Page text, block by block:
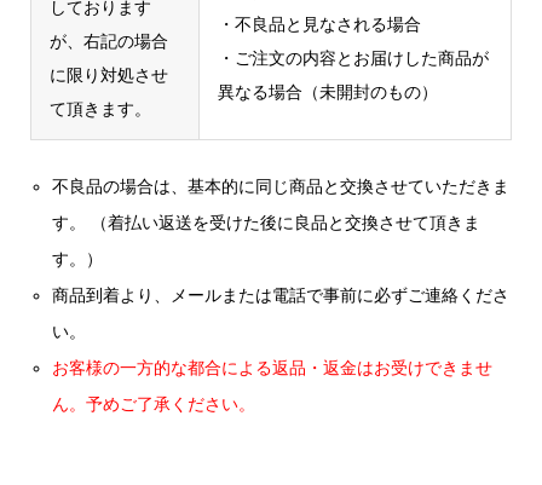
しております
が、右記の場合
に限り対処させ
て頂きます。
・不良品と見なされる場合
・ご注文の内容とお届けした商品が
異なる場合（未開封のもの）
不良品の場合は、基本的に同じ商品と交換させていただきま
す。 （着払い返送を受けた後に良品と交換させて頂きま
す。）
商品到着より、メールまたは電話で事前に必ずご連絡くださ
い。
お客様の一方的な都合による返品・返金はお受けできませ
ん。予めご了承ください。